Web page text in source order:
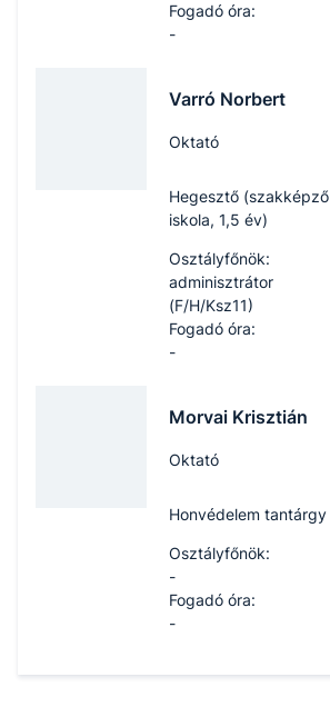
Fogadó óra:
-
Varró Norbert
Oktató
Hegesztő (szakképző
iskola, 1,5 év)
Osztályfőnök:
adminisztrátor
(F/H/Ksz11)
Fogadó óra:
-
Morvai Krisztián
Oktató
Honvédelem tantárgy
Osztályfőnök:
-
Fogadó óra:
-